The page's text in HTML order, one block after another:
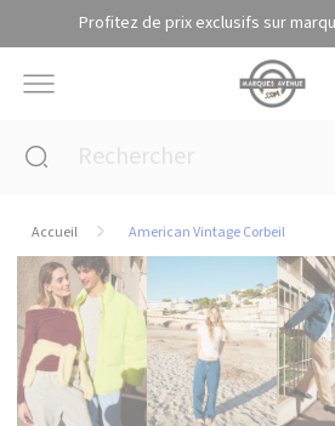
Profitez de prix exclusifs sur
Accueil American Vintage Corbeil
Panneau de gestion des cookies